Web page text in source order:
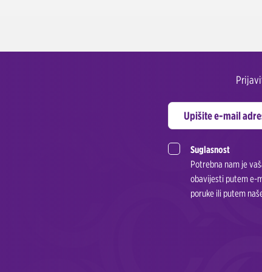
Suglasnost
Potrebna nam je
obavijesti putem e-
poruke ili putem